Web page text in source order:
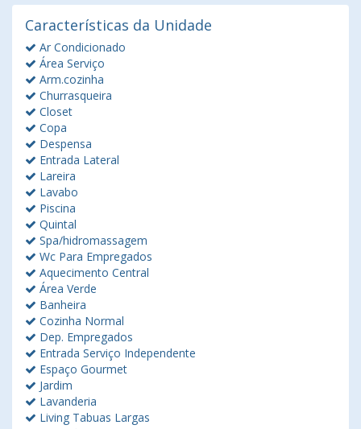
Características da Unidade
Ar Condicionado
Área Serviço
Arm.cozinha
Churrasqueira
Closet
Copa
Despensa
Entrada Lateral
Lareira
Lavabo
Piscina
Quintal
Spa/hidromassagem
Wc Para Empregados
Aquecimento Central
Área Verde
Banheira
Cozinha Normal
Dep. Empregados
Entrada Serviço Independente
Espaço Gourmet
Jardim
Lavanderia
Living Tabuas Largas